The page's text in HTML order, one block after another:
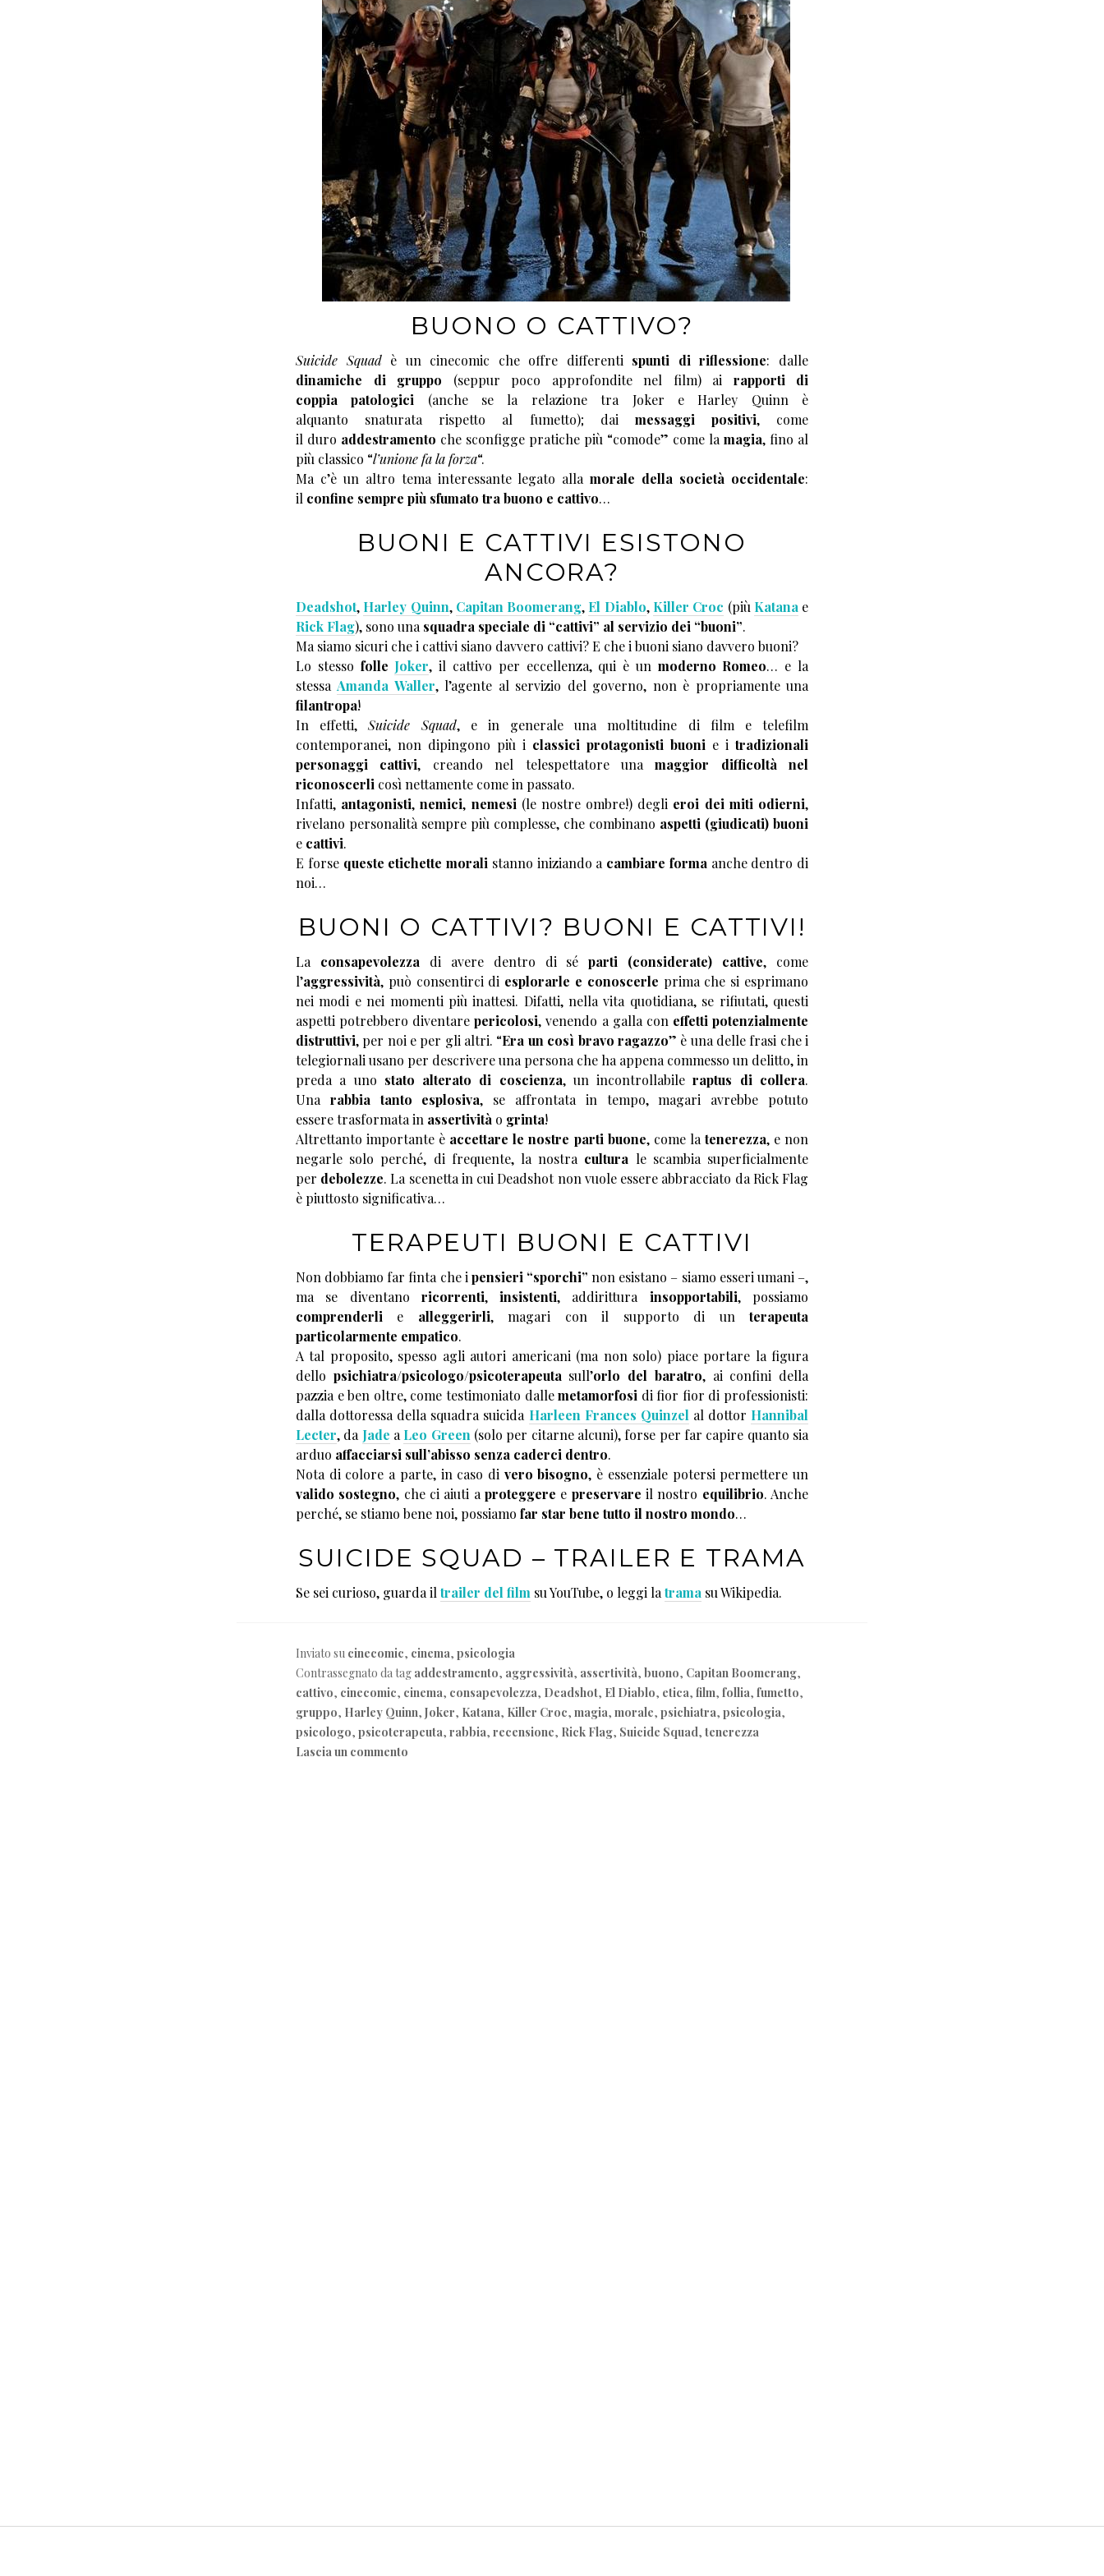
BUONO O CATTIVO?
Suicide Squadè un cinecomic che offre differenti spunti di riflessione: dalle
dinamiche di gruppo (seppur poco approfondite nel film) ai rapporti di
coppia patologici (anche se la relazione tra Joker e Harley Quinn è
alquanto snaturata rispetto al fumetto); dai messaggi positivi, come
il duro addestramento che sconfigge pratiche più “comode” come la magia, fino al
più classico “l’unione fa la forza“.
Ma c’è un altro tema interessante legato allamorale della società occidentale:
il confine sempre più sfumato tra buono e cattivo…
BUONI E CATTIVI ESISTONO
ANCORA?
Deadshot, Harley Quinn, Capitan Boomerang, El Diablo, Killer Croc (più Katana e
Rick Flag), sono una squadra speciale di “cattivi” al servizio dei “buoni”.
Ma siamo sicuri che i cattivi siano davvero cattivi? E che i buoni siano davvero buoni?
Lo stesso folle Joker, il cattivo per eccellenza, qui è un moderno Romeo… e la
stessaAmanda Waller, l’agente al servizio del governo, non è propriamente una
filantropa!
In effetti,Suicide Squad, e in generale una moltitudine di film e telefilm
contemporanei, non dipingono più i classici protagonisti buoni e itradizionali
personaggi cattivi, creando nel telespettatore unamaggior difficoltà nel
riconoscerli così nettamente come in passato.
Infatti, antagonisti,nemici, nemesi (le nostre ombre!) degli eroi dei miti odierni,
rivelano personalità sempre più complesse, che combinano aspetti (giudicati) buoni
e cattivi.
E forsequeste etichette morali stanno iniziando a cambiare forma anche dentro di
noi…
BUONI O CATTIVI? BUONI E CATTIVI!
La consapevolezza di avere dentro di séparti (considerate) cattive, come
l’aggressività, può consentirci di esplorarle e conoscerle prima che si esprimano
nei modi e nei momenti più inattesi. Difatti, nella vita quotidiana, se rifiutati, questi
aspetti potrebbero diventarepericolosi, venendo a galla con effetti potenzialmente
distruttivi, per noi e per gli altri. “Era un così bravo ragazzo” è una delle frasi che i
telegiornali usano per descrivere una persona che ha appena commesso un delitto, in
preda a uno stato alterato di coscienza, un incontrollabileraptus di collera.
Una rabbia tanto esplosiva, se affrontata in tempo, magari avrebbe potuto
essere trasformata in assertività o grinta!
Altrettanto importante è accettare le nostre parti buone, come latenerezza, e non
negarle solo perché, di frequente, la nostra cultura le scambia superficialmente
per debolezze. La scenetta in cui Deadshot non vuole essere abbracciato da Rick Flag
è piuttosto significativa…
TERAPEUTI BUONI E CATTIVI
Non dobbiamo far finta che i pensieri “sporchi” non esistano – siamo esseri umani –,
ma se diventano ricorrenti,insistenti, addirittura insopportabili, possiamo
comprenderli e alleggerirli, magari con il supporto di unterapeuta
particolarmente empatico.
A tal proposito, spesso agli autori americani (ma non solo) piace portare la figura
dello psichiatra/psicologo/psicoterapeuta sull’orlo del baratro, ai confini della
pazzia e ben oltre, come testimoniato dallemetamorfosi di fior fior di professionisti:
dalla dottoressa della squadra suicida Harleen Frances Quinzel al dottor Hannibal
Lecter, da Jade a Leo Green (solo per citarne alcuni), forse per far capire quanto sia
arduo affacciarsi sull’abisso senza caderci dentro.
Nota di colore a parte, in caso di vero bisogno, è essenziale potersi permettere un
valido sostegno, che ci aiuti aproteggere e preservare il nostro equilibrio. Anche
perché, se stiamo bene noi, possiamo far star bene tutto il nostro mondo…
SUICIDE SQUAD – TRAILER E TRAMA
Se sei curioso, guarda iltrailer del film su YouTube, o leggi latrama su Wikipedia.
Inviato su cinecomic, cinema, psicologia
Contrassegnato da tag addestramento, aggressività, assertività, buono, Capitan Boomerang,
cattivo, cinecomic, cinema, consapevolezza, Deadshot, El Diablo, etica, film, follia, fumetto,
gruppo, Harley Quinn, Joker, Katana, Killer Croc, magia, morale, psichiatra, psicologia,
psicologo, psicoterapeuta, rabbia, recensione, Rick Flag, Suicide Squad, tenerezza
Lascia un commento